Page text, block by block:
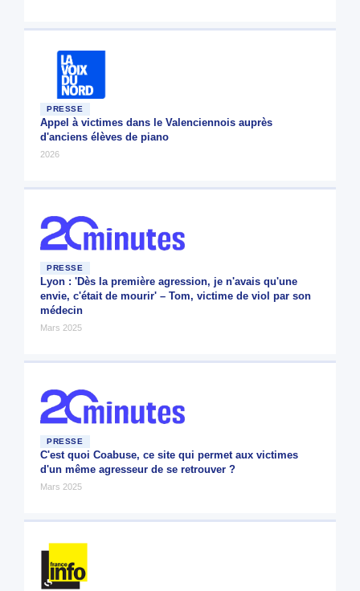
PRESSE
Appel à victimes dans le Valenciennois auprès
d'anciens élèves de piano
2026
PRESSE
Lyon : 'Dès la première agression, je n'avais qu'une
envie, c'était de mourir' – Tom, victime de viol par son
médecin
Mars 2025
PRESSE
C'est quoi Coabuse, ce site qui permet aux victimes
d'un même agresseur de se retrouver ?
Mars 2025